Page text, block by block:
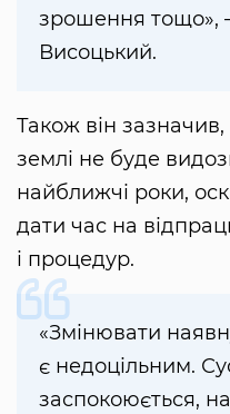
зрошення тощо»,
Висоцький.
Також він
землі не буде
найближчі роки,
дати час на
і процедур.
«Змінювати
є недоцільним.
заспокоюється,